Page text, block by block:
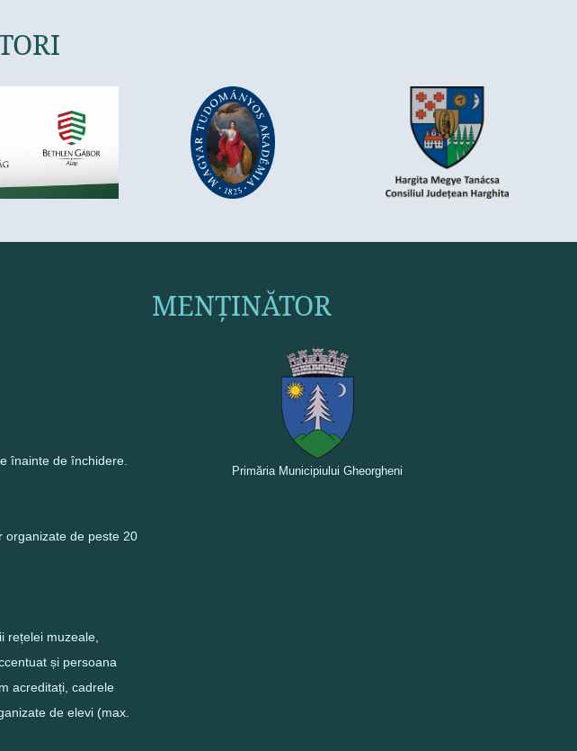
înainte de închidere.
organizate de peste 20
rețelei muzeale,
și persoana
acreditați, cadrele
de elevi (max.
MENȚINĂTOR
Primăria Municipiului Gheorgheni